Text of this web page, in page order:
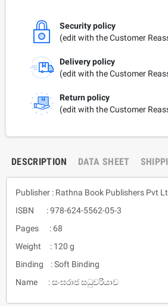
Security policy
(edit with the Customer
Delivery policy
(edit with the Customer
Return policy
(edit with the Customer
DESCRIPTION DATA SHEET
Publisher : Rathna Book Publishers Pvt
ISBN : 978-624-5562-05-3
Pages : 68
Weight : 120 g
Binding : Soft Binding
Name : සංඝරාජ සධුචරියාව